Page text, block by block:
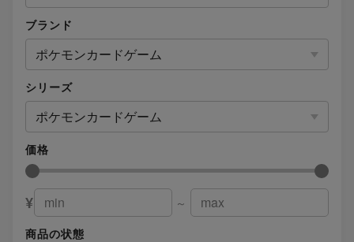
ブランド
ポケモンカードゲーム
シリーズ
ポケモンカードゲーム
価格
¥
～
商品の状態